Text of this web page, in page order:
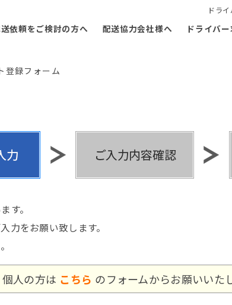
ドラ
依頼をご検討の方へ 配送協力会社様へ ドライバ
登録フォーム
す。
力をお願い致します。
個人の方は こちら のフォームからお願いいた